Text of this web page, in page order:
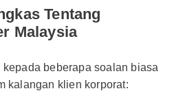
Tentang
Malaysia
beberapa soalan biasa
kalangan klien korporat: